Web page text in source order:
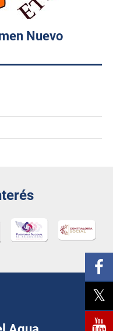
Nuevo